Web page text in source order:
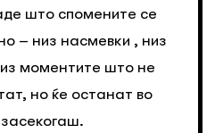
што спомените се
– низ насмевки , низ
моментите што не
но ќе останат во